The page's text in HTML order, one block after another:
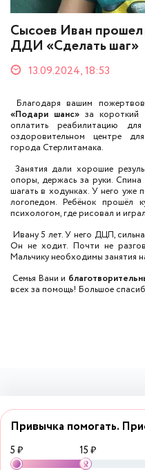
Сысоев Иван
ДДИ «Сделать шаг»
13.09.2024, 18:53
Благодаря вашим
«Подари шанс»за короткий
оплатить реабилитацию
оздоровительном центре
города Стерлитамака.
Занятия дали хорошие
опоры, держась за руки.
шагать в ходунках. У него уже
логопедом. Ребёнок прошёл
психологом, где рисовал и
Ивану 5 лет. У него ДЦП,
Он не ходит. Почти не
Мальчику необходимы занятия
Семья Вани и
всех за помощь! Большое
Привычка помогать.
5 ₽ 15 ₽